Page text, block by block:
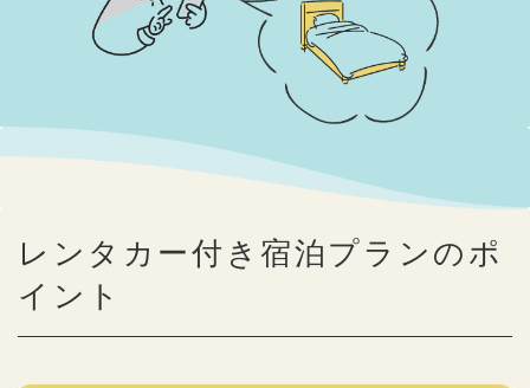
レンタカー付き宿泊プランのポ
イント